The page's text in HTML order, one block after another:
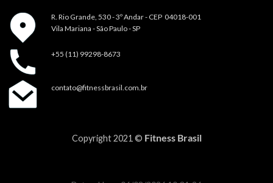
R. Rio Grande, 530 - 3º Andar - CEP 04018-001
Vila Mariana - São Paulo - SP
+55 (11) 99298-8673
contato@fitnessbrasil.com.br
Copyright 2021 © Fitness Brasil